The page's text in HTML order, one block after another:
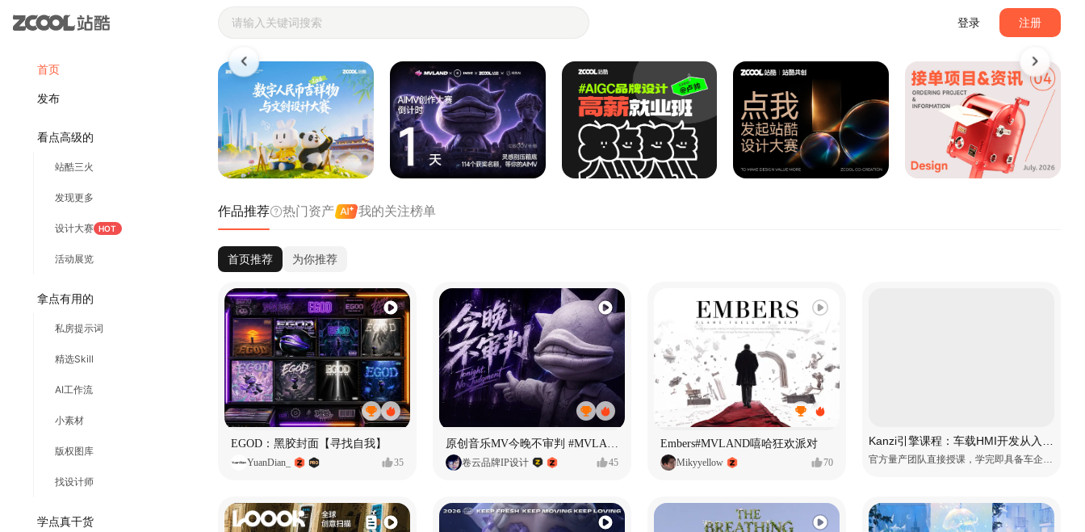
首页
发布
看点高级的
站酷三火
发现更多
设计大赛 HOT
活动展览
拿点有用的
私房提示词
精选Skill
AI工作流
小素材
版权图库
找设计师
学点真干货
登录 注册
站酷ZCOOL - 设计师们都在站酷
作品推荐 热门资产 我的关注榜单
首页推荐 为你推荐
EGOD：黑胶封面【寻找自我】
YuanDian_ 35
原创音乐MV今晚不审判 #MVLAND嘻哈狂欢派对
卷云品牌IP设计 45
Embers#MVLAND嘻哈狂欢派对
Mikyyellow 70 官方量产团队直接授课，学完即具备车企项目上岗能力